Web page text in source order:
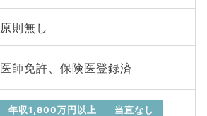
原則無し
医師免許、保険医登録済
年収1,800万円以上
当直なし